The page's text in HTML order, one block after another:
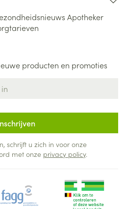
Apotheker
producten en promoties
schrijft u zich in voor onze
met onze privacy policy.